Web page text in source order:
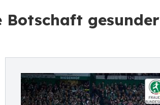
Botschaft gesunder